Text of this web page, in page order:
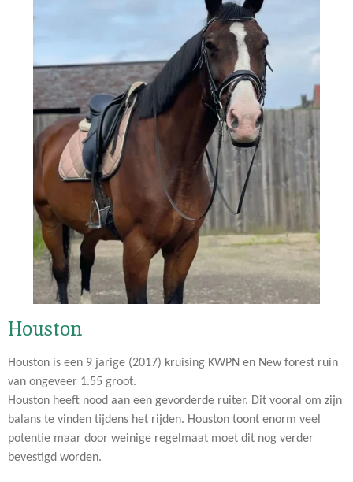
Houston
Houston is een 9 jarige (2017) kruising KWPN en New forest ruin
van ongeveer 1.55 groot.
Houston heeft nood aan een gevorderde ruiter. Dit vooral om zijn
balans te vinden tijdens het rijden. Houston toont enorm veel
potentie maar door weinige regelmaat moet dit nog verder
bevestigd worden.